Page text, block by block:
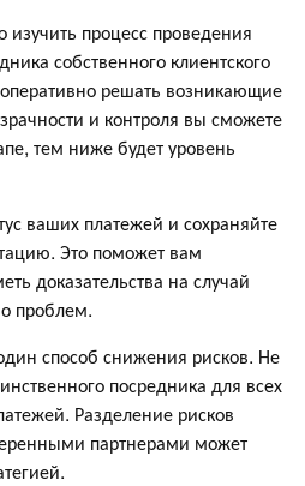
процесс проведения
собственного клиентского
решать возникающие
и контроля вы сможете
тем ниже будет уровень
ваших платежей и сохраняйте
Это поможет вам
доказательства на случай
проблем.
способ снижения рисков. Не
посредника для всех
Разделение рисков
партнерами может